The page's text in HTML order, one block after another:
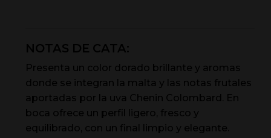
NOTAS DE CATA:
Presenta un color dorado brillante y aromas
donde se integran la malta y las notas frutales
aportadas por la uva Chenin Colombard. En
boca ofrece un perfil ligero, fresco y
equilibrado, con un final limpio y elegante.